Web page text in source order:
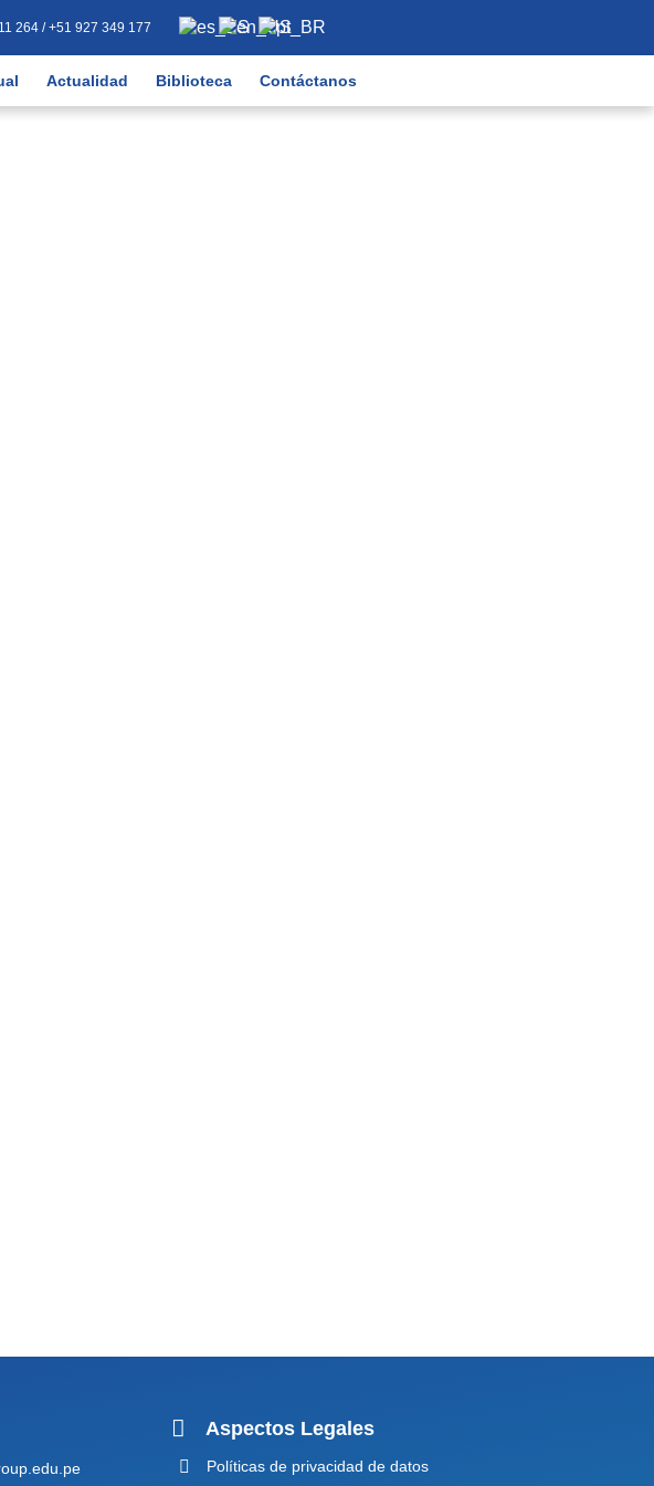
264 / +51 927 349 177
Actualidad Biblioteca Contáctanos
Aspectos Legales
Políticas de privacidad de datos